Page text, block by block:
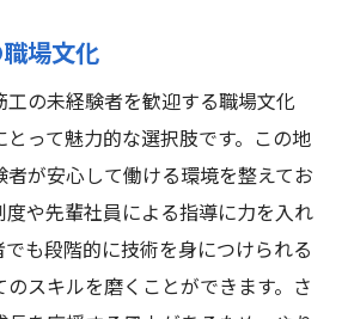
内容とその有用性
性と安定性の確認
具体的な理解
ップの可能性を探る
場文化
の未経験者を歓迎する職場文化
って魅力的な選択肢です。この地
が安心して働ける環境を整えてお
度や先輩社員による指導に力を入れ
も段階的に技術を身につけられる
スキルを磨くことができます。さ